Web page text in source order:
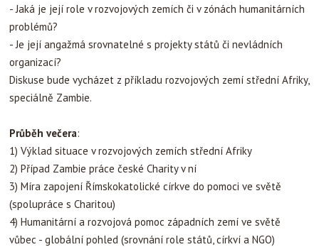
- Jaká je její role v rozvojových zemích či v zónách humanitárních
problémů?
- Je její angažmá srovnatelné s projekty států či nevládních
organizací?
Diskuse bude vycházet z příkladu rozvojových zemí střední Afriky,
speciálně Zambie.
Průběh večera:
1) Výklad situace v rozvojových zemích střední Afriky
2) Případ Zambie práce české Charity v ní
3) Míra zapojení Římskokatolické církve do pomoci ve světě
(spolupráce s Charitou)
4) Humanitární a rozvojová pomoc západních zemí ve světě
vůbec - globální pohled (srovnání role států, církví a NGO)